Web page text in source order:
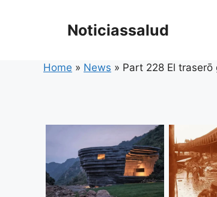
Noticiassalud
Home » News » Part 228 El